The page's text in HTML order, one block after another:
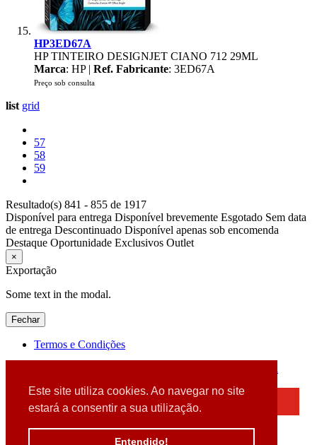
Este site utiliza cookies. Ao navegar no site
estará a consentir a sua utilização.
Entendido!
HP3ED67A
HP TINTEIRO DESIGNJET CIANO 712 29ML
Marca: HP | Ref. Fabricante: 3ED67A
Preço sob consulta
list grid
57
58
59
Resultado(s) 841 - 855 de 1917
Disponível para entrega Disponível brevemente Esgotado Sem data
de entrega Descontinuado Disponível apenas sob encomenda
Destaque Oportunidade Exclusivos Outlet
×
Exportação
Some text in the modal.
Fechar
Termos e Condições
Detectamos que está a usar um browser desatualizado
Por favor, atualize o seu browser